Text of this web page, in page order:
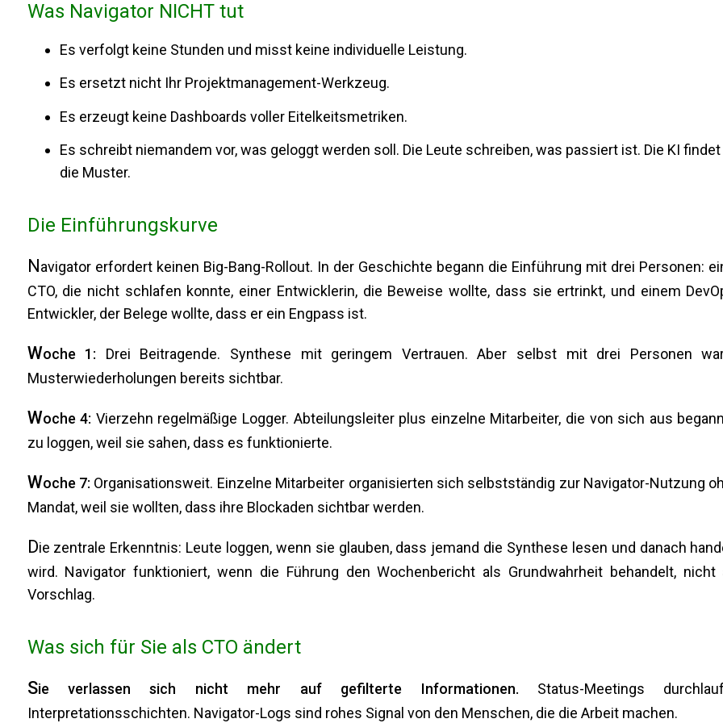
Was Navigator NICHT tut
Es verfolgt keine Stunden und misst keine individuelle Leistung.
Es ersetzt nicht Ihr Projektmanagement-Werkzeug.
Es erzeugt keine Dashboards voller Eitelkeitsmetriken.
Es schreibt niemandem vor, was geloggt werden soll. Die Leute schreiben, was passiert ist. Die KI findet
die Muster.
Die Einführungskurve
Navigator erfordert keinen Big-Bang-Rollout. In der Geschichte begann die Einführung mit drei Personen:
CTO, die nicht schlafen konnte, einer Entwicklerin, die Beweise wollte, dass sie ertrinkt, und einem
Entwickler, der Belege wollte, dass er ein Engpass ist.
Woche 1: Drei Beitragende. Synthese mit geringem Vertrauen. Aber selbst mit drei Personen
Musterwiederholungen bereits sichtbar.
Woche 4: Vierzehn regelmäßige Logger. Abteilungsleiter plus einzelne Mitarbeiter, die von sich aus
zu loggen, weil sie sahen, dass es funktionierte.
Woche 7: Organisationsweit. Einzelne Mitarbeiter organisierten sich selbstständig zur Navigator-Nutzung
Mandat, weil sie wollten, dass ihre Blockaden sichtbar werden.
Die zentrale Erkenntnis: Leute loggen, wenn sie glauben, dass jemand die Synthese lesen und danach
wird. Navigator funktioniert, wenn die Führung den Wochenbericht als Grundwahrheit behandelt, nicht
Vorschlag.
Was sich für Sie als CTO ändert
Sie verlassen sich nicht mehr auf gefilterte Informationen. Status-Meetings
Interpretationsschichten. Navigator-Logs sind rohes Signal von den Menschen, die die Arbeit machen.